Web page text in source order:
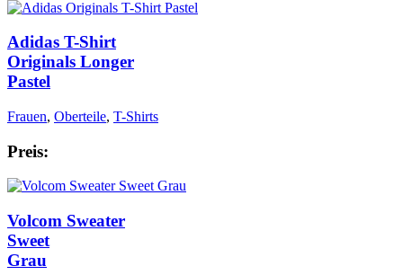
Adidas T-Shirt
Originals Longer
Pastel
Frauen, Oberteile, T-Shirts
Preis:
Volcom Sweater
Sweet
Grau